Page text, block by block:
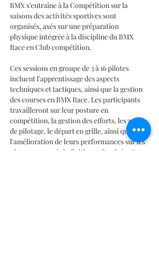
BMX s'entraine à la Compétition sur la
saisons des activités sportives sont
organisés, axés sur une préparation
physique intégrée à la discipline du BMX
Race en Club compétition.
Ces sessions en groupe de 3 à 16 pilotes
incluent l'apprentissage des aspects
techniques et tactiques, ainsi que la gestion
des courses en BMX Race. Les participants
travailleront sur leur posture en
compétition, la gestion des efforts, les zones
de pilotage, le départ en grille, ainsi que sur
l'amélioration de leurs performances sur les
pistes, y compris la finition et l'arrivée. Cette